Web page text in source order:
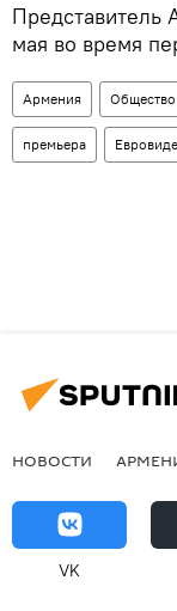
Представитель
мая во время
Армения Общество
премьера
НОВОСТИ
VK